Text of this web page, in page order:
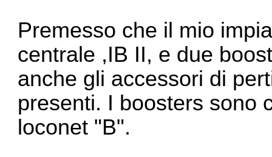
Premesso che il mio
centrale ,IB II, e due
anche gli accessori di
presenti. I boosters sono
loconet "B".